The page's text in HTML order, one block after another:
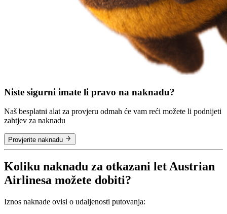
Niste sigurni imate li pravo na naknadu?
Naš besplatni alat za provjeru odmah će vam reći možete li podnijeti
zahtjev za naknadu
Provjerite naknadu
Koliku naknadu za otkazani let Austrian
Airlinesa možete dobiti?
Iznos naknade ovisi o udaljenosti putovanja: